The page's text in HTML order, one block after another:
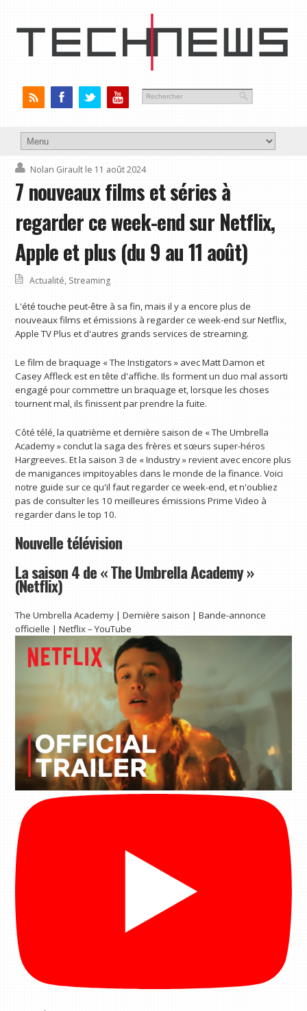
Nolan Girault le 11 août 2024
7 nouveaux films et séries à
regarder ce week-end sur Netflix,
Apple et plus (du 9 au 11 août)
Actualité, Streaming
L'été touche peut-être à sa fin, mais il y a encore plus de
nouveaux films et émissions à regarder ce week-end sur Netflix,
Apple TV Plus et d'autres grands services de streaming.
Le film de braquage « The Instigators » avec Matt Damon et
Casey Affleck est en tête d'affiche. Ils forment un duo mal assorti
engagé pour commettre un braquage et, lorsque les choses
tournent mal, ils finissent par prendre la fuite.
Côté télé, la quatrième et dernière saison de « The Umbrella
Academy » conclut la saga des frères et sœurs super-héros
Hargreeves. Et la saison 3 de « Industry » revient avec encore plus
de manigances impitoyables dans le monde de la finance. Voici
notre guide sur ce qu'il faut regarder ce week-end, et n'oubliez
pas de consulter les 10 meilleures émissions Prime Video à
regarder dans le top 10.
Nouvelle télévision
La saison 4 de « The Umbrella Academy »
(Netflix)
The Umbrella Academy | Dernière saison | Bande-annonce
officielle | Netflix – YouTube